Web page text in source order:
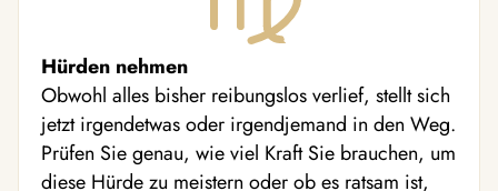
Hürden nehmen
Obwohl alles bisher reibungslos verlief, stellt sich
jetzt irgendetwas oder irgendjemand in den Weg.
Prüfen Sie genau, wie viel Kraft Sie brauchen, um
diese Hürde zu meistern oder ob es ratsam ist,